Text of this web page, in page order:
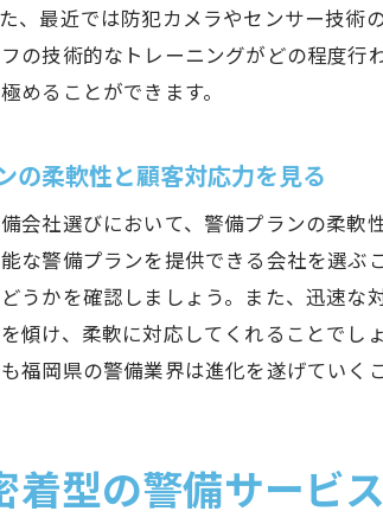
、最近では防犯カメラやセンサー技術
の技術的なトレーニングがどの程度行
めることができます。
の柔軟性と顧客対応力を見る
会社選びにおいて、警備プランの柔軟
な警備プランを提供できる会社を選
うかを確認しましょう。また、迅速
傾け、柔軟に対応してくれることでし
福岡県の警備業界は進化を遂げていく
着型の警備サービ